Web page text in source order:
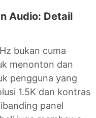
Audio: Detail
bukan cuma
menonton dan
pengguna yang
1.5K dan kontras
panel